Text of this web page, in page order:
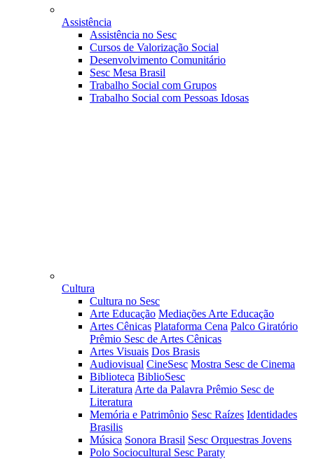
Assistência
Assistência no Sesc
Cursos de Valorização Social
Desenvolvimento Comunitário
Sesc Mesa Brasil
Trabalho Social com Grupos
Trabalho Social com Pessoas Idosas
Cultura
Cultura no Sesc
Arte Educação Mediações Arte Educação
Artes Cênicas Plataforma Cena Palco Giratório
Prêmio Sesc de Artes Cênicas
Artes Visuais Dos Brasis
Audiovisual CineSesc Mostra Sesc de Cinema
Biblioteca BiblioSesc
Literatura Arte da Palavra Prêmio Sesc de
Literatura
Memória e Patrimônio Sesc Raízes Identidades
Brasilis
Música Sonora Brasil Sesc Orquestras Jovens
Polo Sociocultural Sesc Paraty